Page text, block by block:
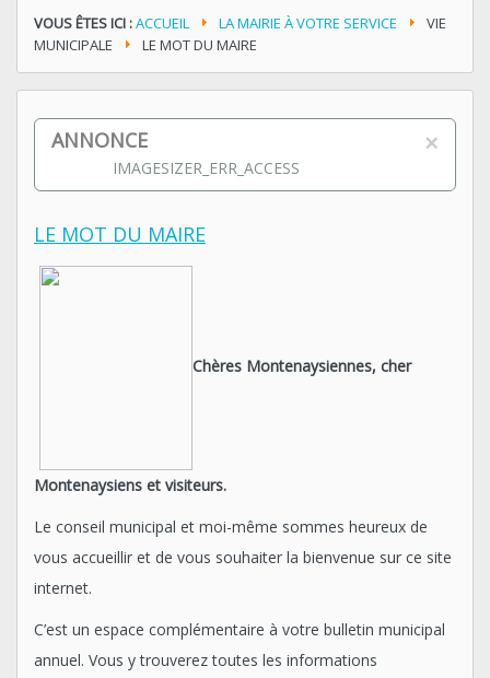
VOUS ÊTES ICI :ACCUEIL LA MAIRIE À VOTRE SERVICE
VIE
MUNICIPALE
LE MOT DU MAIRE
×
ANNONCE
IMAGESIZER_ERR_ACCESS
LE MOT DU MAIRE
Chères Montenaysiennes, cher
Montenaysiens et visiteurs.
Le conseil municipal et moi-même sommes heureux de
vous accueillir et de vous souhaiter la bienvenue sur ce site
internet.
C’est un espace complémentaire à votre bulletin municipal
annuel. Vous y trouverez toutes les informations